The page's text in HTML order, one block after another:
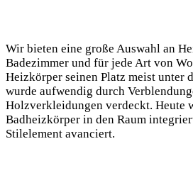
Wir bieten eine große Auswahl an
Badezimmer und für jede Art von
Heizkörper seinen Platz meist unter
wurde aufwendig durch
Holzverkleidungen verdeckt. Heute
Badheizkörper in den Raum
Stilelement avanciert.